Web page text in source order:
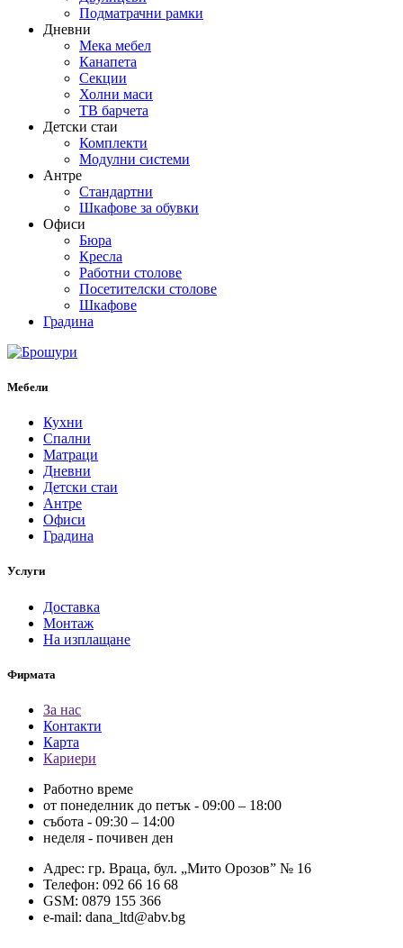
Подматрачни рамки
Дневни
Мека мебел
Канапета
Секции
Холни маси
ТВ барчета
Детски стаи
Комплекти
Модулни системи
Антре
Стандартни
Шкафове за обувки
Офиси
Бюра
Кресла
Работни столове
Посетителски столове
Шкафове
Градина
Мебели
Кухни
Спални
Матраци
Дневни
Детски стаи
Антре
Офиси
Градина
Услуги
Доставка
Монтаж
На изплащане
Фирмата
За нас
Контакти
Карта
Кариери
Работно време
от понеделник до петък - 09:00 – 18:00
събота - 09:30 – 14:00
неделя - почивен ден
Адрес: гр. Враца, бул. „Мито Орозов” № 16
Телефон: 092 66 16 68
GSM: 0879 155 366
e-mail: dana_ltd@abv.bg